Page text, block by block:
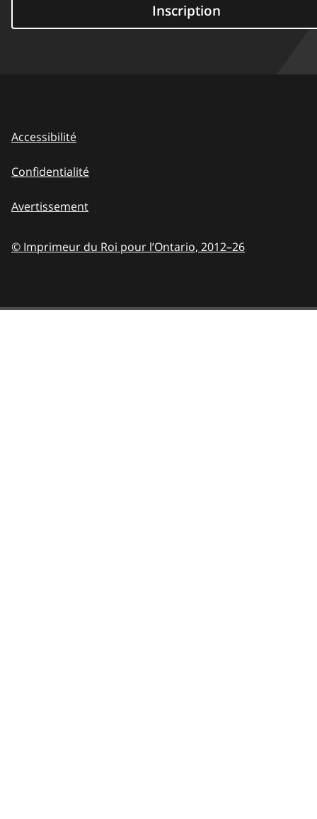
Inscription
Accessibilité
Confidentialité
Avertissement
© Imprimeur du Roi pour l’Ontario, 2012–26